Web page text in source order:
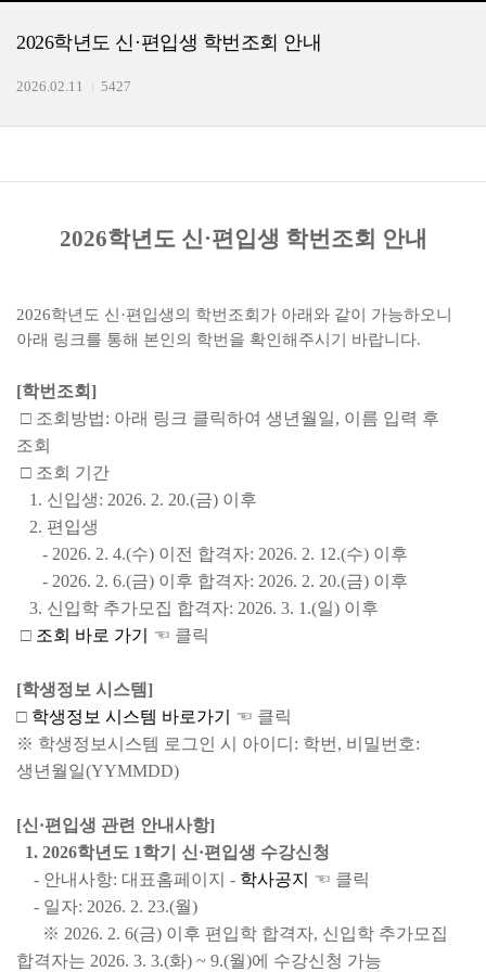
2026학년도 신·편입생 학번조회 안내
2026.02.11 5427
2026학년도 신·편입생 학번조회 안내
2026학년도 신·편입생의 학번조회가 아래와 같이 가능하오니
아래 링크를 통해 본인의 학번을 확인해주시기 바랍니다.
[학번조회]
□ 조회방법: 아래 링크 클릭하여 생년월일, 이름 입력 후
조회
□ 조회 기간
1. 신입생: 2026. 2. 20.(금) 이후
2. 편입생
- 2026. 2. 4.(수) 이전 합격자: 2026. 2. 12.(수) 이후
- 2026. 2. 6.(금) 이후 합격자: 2026. 2. 20.(금) 이후
3. 신입학 추가모집 합격자: 2026. 3. 1.(일) 이후
□ 조회 바로 가기 ☜ 클릭
[학생정보 시스템]
□ 학생정보 시스템 바로가기
☜ 클릭
※ 학생정보시스템 로그인 시 아이디: 학번, 비밀번호:
생년월일(YYMMDD)
[신·편입생 관련 안내사항]
1. 2026학년도 1학기 신·편입생 수강신청
- 안내사항: 대표홈페이지 - 학사공지
☜ 클릭
- 일자: 2026. 2. 23.(월)
※ 2026. 2. 6(금) 이후 편입학 합격자, 신입학 추가모집
합격자는 2026. 3. 3.(화) ~ 9.(월)에 수강신청 가능